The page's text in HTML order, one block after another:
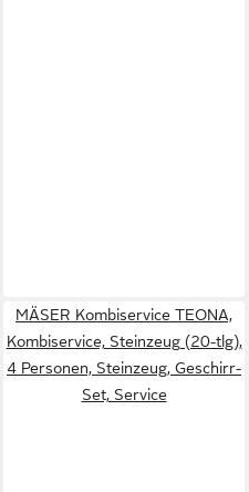
MÄSER Kombiservice TEONA,
Kombiservice, Steinzeug (20-tlg),
4 Personen, Steinzeug, Geschirr-
Set, Service